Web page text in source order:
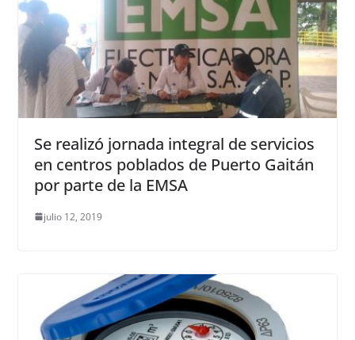
Se realizó jornada integral de servicios
en centros poblados de Puerto Gaitán
por parte de la EMSA
julio 12, 2019